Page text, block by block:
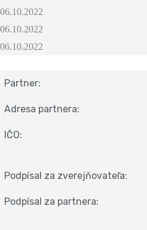
06.10.2022
06.10.2022
06.10.2022
Partner:
Adresa partnera:
IČO:
Podpísal za zverejňovateľa:
Podpísal za partnera: